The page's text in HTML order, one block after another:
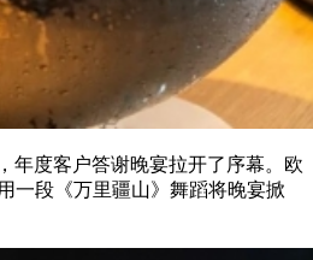
年度客户答谢晚宴拉开了序幕。欧
一段《万里疆山》舞蹈将晚宴掀